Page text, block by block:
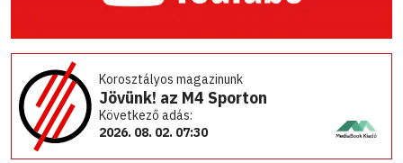
Korosztályos magazinunk
Jövünk! az M4 Sporton
Következő adás:
2026. 08. 02. 07:30